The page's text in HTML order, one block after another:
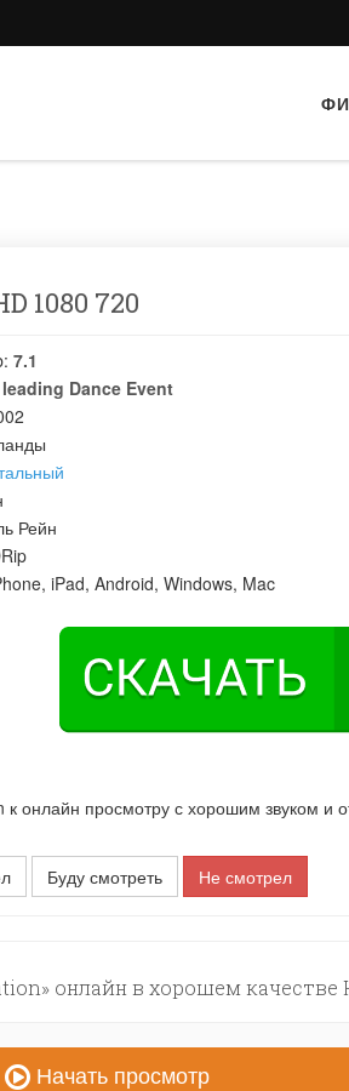
1080 720
7.1
Dance Event
Рейн
iPad, Android, Windows, Mac
просмотру с хорошим звуком и
Буду смотреть Не смотрел
онлайн в хорошем качестве
Начать просмотр